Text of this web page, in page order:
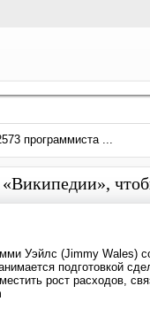
программиста ...
Уэйлс (Jimmy Wales)
подготовкой
рост расходов,